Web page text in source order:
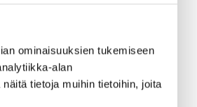
ominaisuuksien tukemiseen
alan
tietoja muihin tietoihin, joita